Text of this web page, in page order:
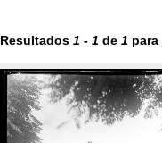
Resultados 1 - 1 de 1 para